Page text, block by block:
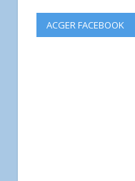
ACGER FACEBOOK